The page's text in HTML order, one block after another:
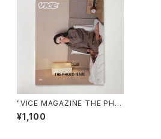
"VICE MAGAZINE THE PHO
TO ISSUE"
¥1,100